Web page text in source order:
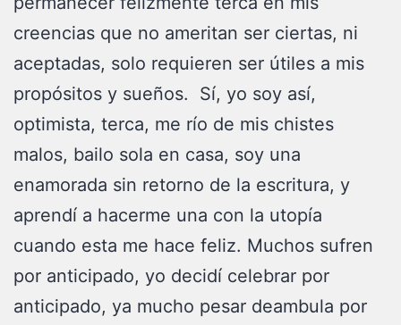
creencias que no ameritan ser ciertas, ni
aceptadas, solo requieren ser útiles a mis
propósitos y sueños. Sí, yo soy así,
optimista, terca, me río de mis chistes
malos, bailo sola en casa, soy una
enamorada sin retorno de la escritura, y
aprendí a hacerme una con la utopía
cuando esta me hace feliz. Muchos sufren
por anticipado, yo decidí celebrar por
anticipado, ya mucho pesar deambula por